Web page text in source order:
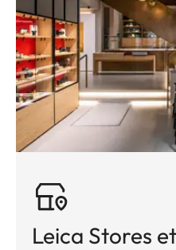
Leica Stores